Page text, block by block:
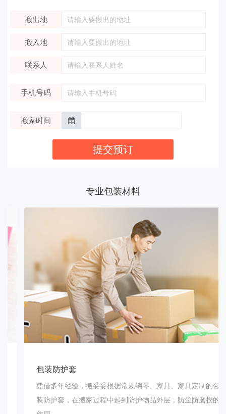
搬出地
搬入地
联系人
手机号码
搬家时间
提交预订
专业包装材料
包装防护套
凭借多年经验，搬妥妥根据常规钢琴、家具、家具定制的包
装防护套，在搬家过程中起到防护物品外层，防尘防磨损的